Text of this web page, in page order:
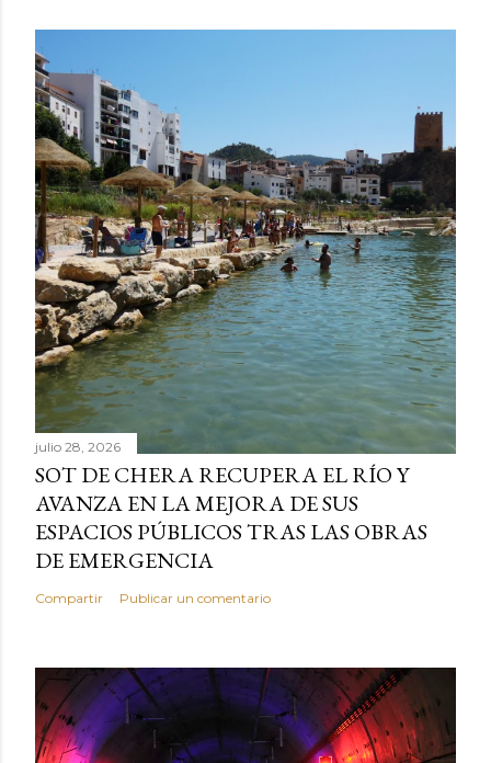
julio 28, 2026
SOT DE CHERA RECUPERA EL RÍO Y
AVANZA EN LA MEJORA DE SUS
ESPACIOS PÚBLICOS TRAS LAS OBRAS
DE EMERGENCIA
Compartir Publicar un comentario